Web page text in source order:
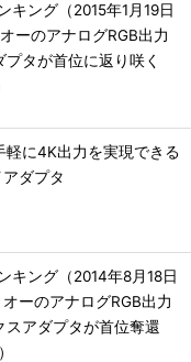
キング（2015年1月19日
ーのアナログRGB出力
タが首位に返り咲く
軽に4K出力を実現できる
ダプタ
キング（2014年8月18日
ーのアナログRGB出力
スアダプタが首位奪還